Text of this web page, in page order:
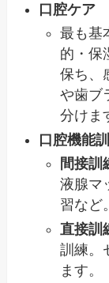
口腔ケア
最も基
的・保
保ち、
や歯ブ
分けま
口腔機能
間接訓
液腺マ
習など。
直接訓
訓練。
ます。